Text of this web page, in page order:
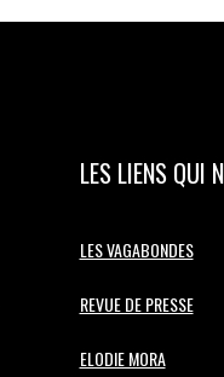
LES LIENS QUI
LES VAGABONDES
REVUE DE PRESSE
ELODIE MORA